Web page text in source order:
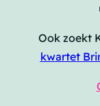
Ook zoekt
kwartet